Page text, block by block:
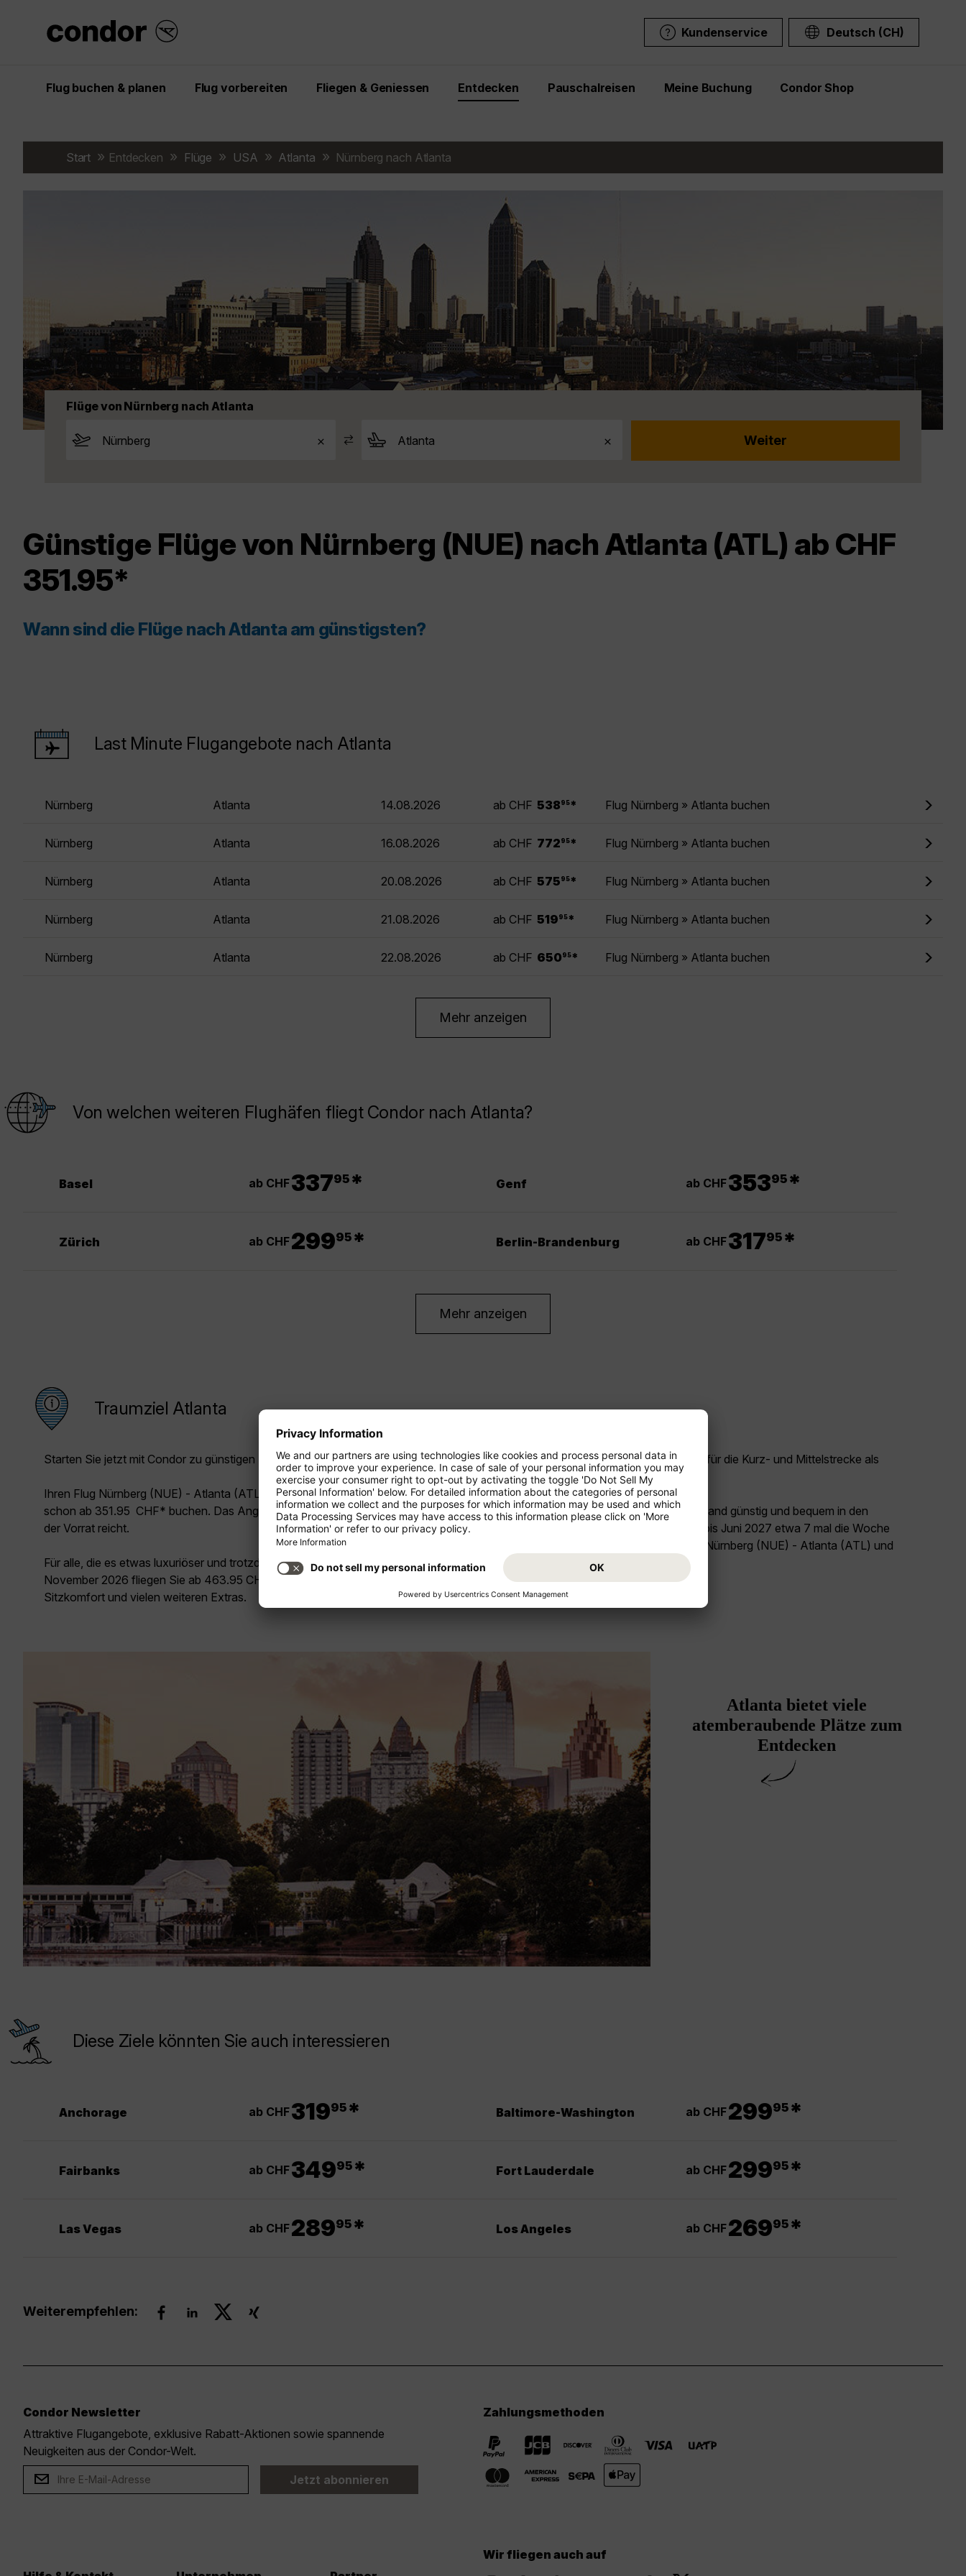
Kundenservice Deutsch (CH)
Flug buchen & planen Flug vorbereiten Fliegen & Geniessen Entdecken Pauschalreisen Meine Buchung Condor Shop
Start Entdecken Flüge USA Atlanta Nürnberg nach Atlanta
Flüge von Nürnberg nach Atlanta
Günstige Flüge von Nürnberg (NUE) nach Atlanta (ATL) ab CHF
351.95*
Wann sind die Flüge nach Atlanta am günstigsten?
Last Minute Flugangebote nach Atlanta
Nürnberg Atlanta 14.08.2026 ab CHF 538 95 * Flug Nürnberg » Atlanta buchen
Nürnberg Atlanta 16.08.2026 ab CHF 772 95 * Flug Nürnberg » Atlanta buchen
Nürnberg Atlanta 20.08.2026 ab CHF 575 95 * Flug Nürnberg » Atlanta buchen
Nürnberg Atlanta 21.08.2026 ab CHF 519 95 * Flug Nürnberg » Atlanta buchen
Nürnberg Atlanta 22.08.2026 ab CHF 650 95 * Flug Nürnberg » Atlanta buchen
Mehr anzeigen
Von welchen weiteren Flughäfen fliegt Condor nach Atlanta?
Basel ab CHF33795 * Genf ab CHF35395 *
Zürich ab CHF29995 * Berlin-Brandenburg ab CHF31795 *
Mehr anzeigen
Traumziel Atlanta
Starten Sie jetzt mit Condor zu günstigen Preisen in Ihren Urlaub!
Ihren Flug Nürnberg (NUE) - Atlanta (ATL) können Sie in der Economy Class
schon ab 351.95 CHF* buchen. Das Angebot gilt im November 2026, solange
der Vorrat reicht.
Für alle, die es etwas luxuriöser und trotzdem unschlagbar günstig mögen: Im
November 2026 fliegen Sie ab 463.95 CHF* Premium Class – mit mehr
Sitzkomfort und vielen weiteren Extras.
Condor bietet Ihnen sowohl günstige Flüge für die Kurz- und Mittelstrecke als
auch Flugangebote für Langstreckenflüge.
Starten Sie von Ihrem Abflugsland Deutschland günstig und bequem in den
Urlaub. Condor fliegt Sie von August 2026 bis Juni 2027 etwa 7 mal die Woche
an Ihr Traumziel! Buchen Sie jetzt den Flug Nürnberg (NUE) - Atlanta (ATL) und
freuen Sie sich auf Ihr Reiseziel USA!
Atlanta bietet viele
atemberaubende Plätze zum
Entdecken
Diese Ziele könnten Sie auch interessieren
Anchorage ab CHF31995 * Baltimore-Washington ab CHF29995 *
Fairbanks ab CHF34995 * Fort Lauderdale ab CHF29995 *
Las Vegas ab CHF28995 * Los Angeles ab CHF26995 *
Weiterempfehlen:
Condor Newsletter
Attraktive Flugangebote, exklusive Rabatt-Aktionen sowie spannende
Neuigkeiten aus der Condor-Welt.
Jetzt abonnieren
Zahlungsmethoden
Wir fliegen auch auf